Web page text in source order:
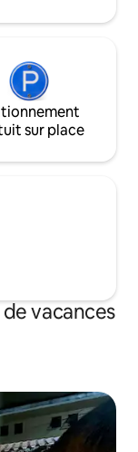
sur place
vacances